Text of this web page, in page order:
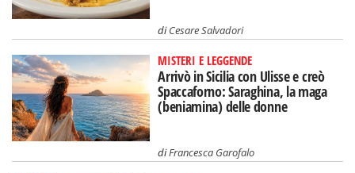
diCesare Salvadori
MISTERI E LEGGENDE
Arrivò in Sicilia con Ulisse e creò
Spaccaforno: Saraghina, la maga
(beniamina) delle donne
diFrancesca Garofalo